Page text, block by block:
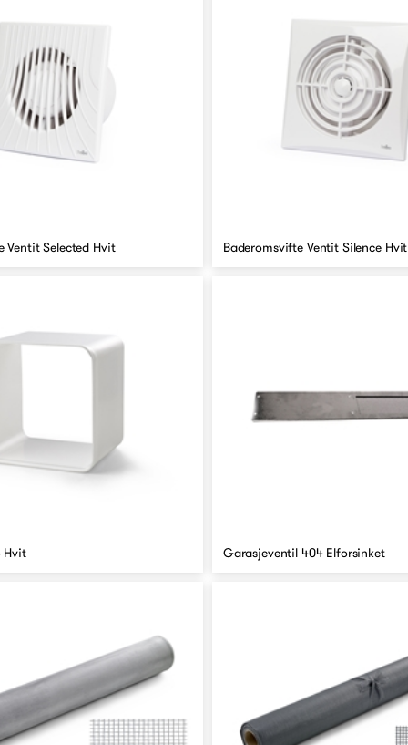
Ventit Selected Hvit Baderomsvifte Ventit Silence Hvit
Hvit Garasjeventil 404 Elforsinket